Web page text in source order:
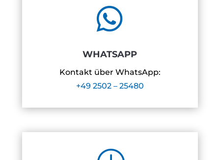

WHATSAPP
Kontakt über WhatsApp:
+49 2502 – 25480